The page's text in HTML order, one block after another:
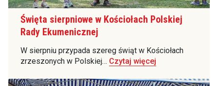
Święta sierpniowe w Kościołach Polskiej
Rady Ekumenicznej
W sierpniu przypada szereg świąt w Kościołach
zrzeszonych w Polskiej… Czytaj więcej